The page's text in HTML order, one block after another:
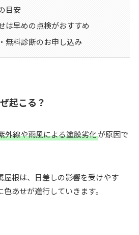
目安
は早めの点検がおすすめ
無料診断のお申し込み
起こる？
外線や雨風による塗膜劣化が原因で
屋根は、日差しの影響を受けやす
あせが進行していきます。